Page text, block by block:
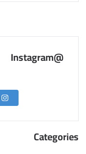
@Instagram
Categories